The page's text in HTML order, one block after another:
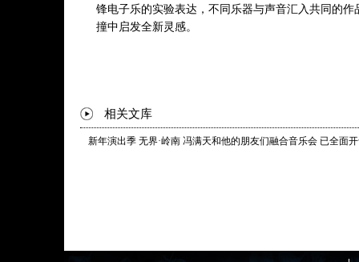
5、渔村小雪
作曲:于典
编配:集体创编
锋电子乐的实验表达，不同乐器与声音汇入共同的
撞中启发全新灵感。
相关文库
新年演出季 无界·岭南 冯满天和他的朋友们融合音乐会 已全面